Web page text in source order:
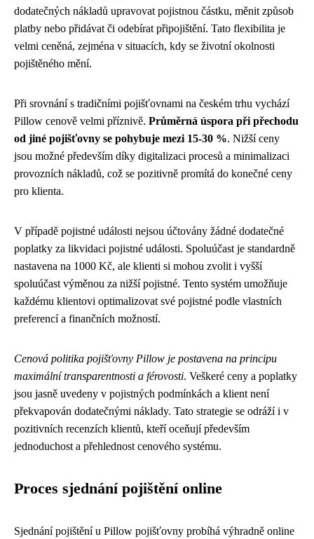
dodatečných nákladů upravovat pojistnou částku, měnit způsob
platby nebo přidávat či odebírat připojištění. Tato flexibilita je
velmi ceněná, zejména v situacích, kdy se životní okolnosti
pojištěného mění.
Při srovnání s tradičními pojišťovnami na českém trhu vychází
Pillow cenově velmi příznivě. Průměrná úspora při přechodu
od jiné pojišťovny se pohybuje mezi 15-30 %. Nižší ceny
jsou možné především díky digitalizaci procesů a minimalizaci
provozních nákladů, což se pozitivně promítá do konečné ceny
pro klienta.
V případě pojistné události nejsou účtovány žádné dodatečné
poplatky za likvidaci pojistné události. Spoluúčast je standardně
nastavena na 1000 Kč, ale klienti si mohou zvolit i vyšší
spoluúčast výměnou za nižší pojistné. Tento systém umožňuje
každému klientovi optimalizovat své pojistné podle vlastních
preferencí a finančních možností.
Cenová politika pojišťovny Pillow je postavena na principu
maximální transparentnosti a férovosti. Veškeré ceny a poplatky
jsou jasně uvedeny v pojistných podmínkách a klient není
překvapován dodatečnými náklady. Tato strategie se odráží i v
pozitivních recenzích klientů, kteří oceňují především
jednoduchost a přehlednost cenového systému.
Proces sjednání pojištění online
Sjednání pojištění u Pillow pojišťovny probíhá výhradně online